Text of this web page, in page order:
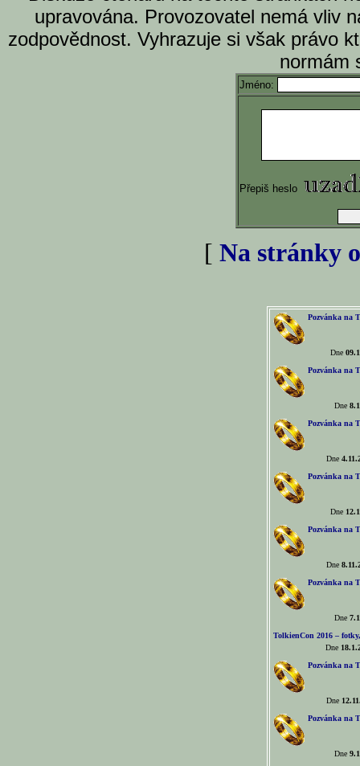
upravována. Provozovatel nemá vliv
zodpovědnost. Vyhrazuje si však právo
normám
Jméno:
Přepiš heslo
[ Na stránky
Pozvánka na
Dne
Pozvánka na
Dne
Pozvánka na
Dne
Pozvánka na
Dne
Pozvánka na
Dne
Pozvánka na
Dne
TolkienCon 2016 –
Dne
Pozvánka na
Dne
Pozvánka na
Dne